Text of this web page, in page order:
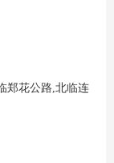
郑花公路,北临连